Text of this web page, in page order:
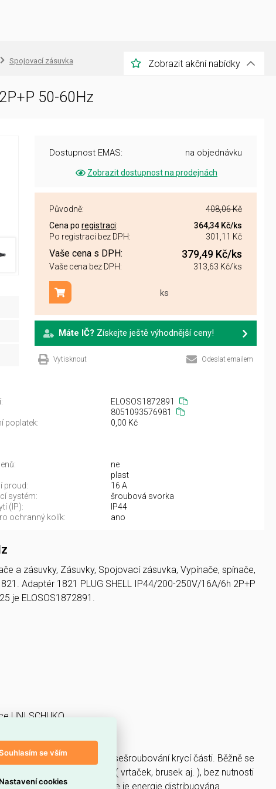
Spojovací zásuvka Zobrazit akční nabídky
50-60Hz
Dostupnost EMAS: na objednávku
Zobrazit dostupnost na prodejnách
Původně:
408,06 Kč
Cena po registraci: 364,34 Kč/ks
Po registraci bez DPH:
301,11 Kč
Vaše cena s DPH: 379,49 Kč/ks
Vaše cena bez DPH: 313,63 Kč/ks
ks
Přidat do košíku
Máte IČ? Získejte ještě výhodnější ceny!
Vytisknout Odeslat emailem
ELOSOS1872891
8051093576981
poplatek: 0,00 Kč
ne
plast
proud:
16 A
systém:
šroubová svorka
(IP):
IP44
ochranný kolík: ano
a zásuvky, Zásuvky, Spojovací zásuvka, Vypínače, spínače,
Adaptér 1821 PLUG SHELL IP44/200-250V/16A/6h 2P+P
je ELOSOS1872891.
UNI SCHUKO
UNI SCHUKO.
vidlice na IP44 při sešroubování krycí části. Běžně se
elektrických spetřebičů ( vrtaček, brusek aj. ), bez nutnosti
a na dalších místech, kde je energie distribuována
se vším
Nastavení cookies